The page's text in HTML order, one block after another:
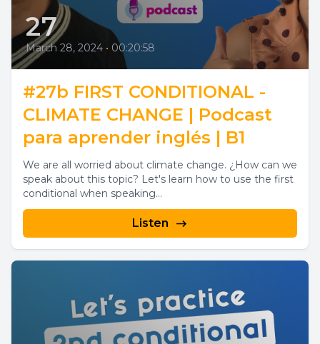
27
March 28, 2024 • 00:20:58
#27b FIRST CONDITIONAL -
CLIMATE CHANGE | Podcast
para aprender inglés | B1
We are all worried about climate change. ¿How can we
speak about this topic? Let's learn how to use the first
conditional when speaking...
Listen